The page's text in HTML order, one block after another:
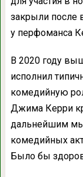
закрыли после
у перфоманса
В 2020 году
исполнил
комедийную
Джима Керри
дальнейшим
комедийных
Было бы